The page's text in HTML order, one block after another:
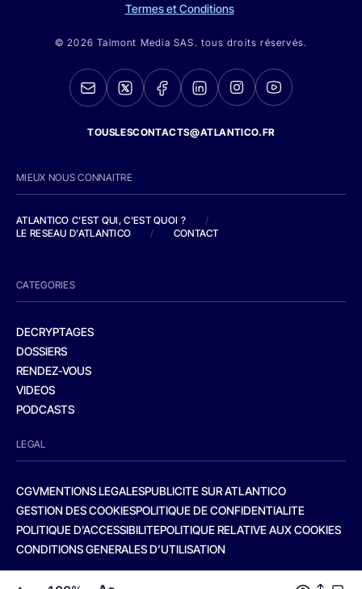
Termes et Conditions
© 2026 Talmont Media SAS. tous droits réservés.
TOUSLESCONTACTS@ATLANTICO.FR
MIEUX NOUS CONNAITRE
ATLANTICO C'EST QUI, C'EST QUOI ?
/
LE RESEAU D'ATLANTICO
/ CONTACT
CATEGORIES
DECRYPTAGES
DOSSIERS
RENDEZ-VOUS
VIDEOS
PODCASTS
LEGAL
CGVMENTIONS LEGALESPUBLICITE SUR ATLANTICO
GESTION DES COOKIESPOLITIQUE DE CONFIDENTIALITE
POLITIQUE D’ACCESSIBILITEPOLITIQUE RELATIVE AUX COOKIES
CONDITIONS GENERALES D’UTILISATION